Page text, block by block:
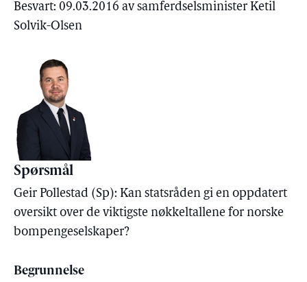
Besvart: 09.03.2016 av samferdselsminister Ketil
Solvik-Olsen
Spørsmål
Geir Pollestad (Sp): Kan statsråden gi en oppdatert
oversikt over de viktigste nøkkeltallene for norske
bompengeselskaper?
Begrunnelse